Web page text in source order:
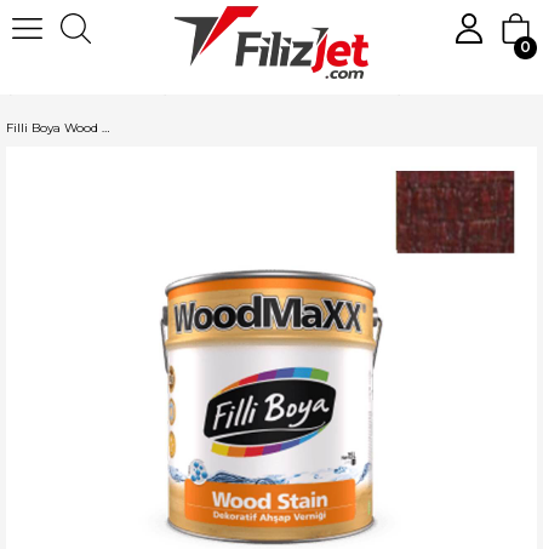
0
Filli Boya Wood Stain Ahşap Verniği 0.75 LT Maun